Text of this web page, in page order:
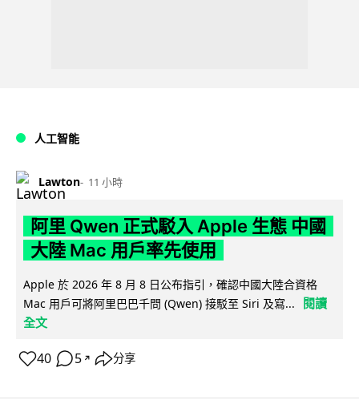
人工智能
Lawton 11 小時
阿里 Qwen 正式駁入 Apple 生態 中國
大陸 Mac 用戶率先使用
Apple 於 2026 年 8 月 8 日公布指引，確認中國大陸合資格
Mac 用戶可將阿里巴巴千問 (Qwen) 接駁至 Siri 及寫...
閱讀
全文
40 5 ↗ 分享